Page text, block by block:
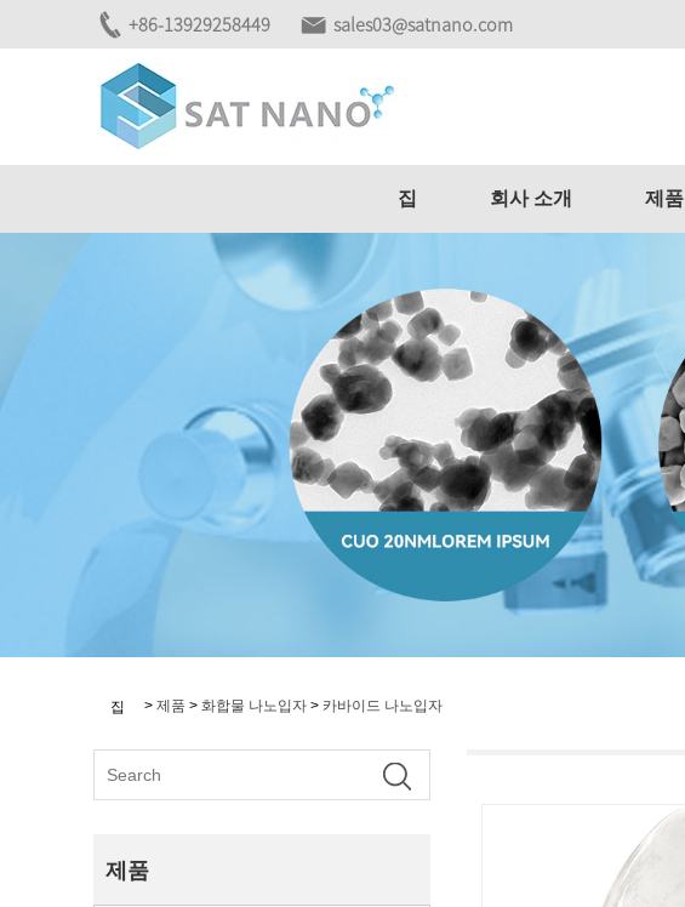
+86-13929258449 sales03@satnano.com
집 회사 소개 제품
집 > 제품 > 화합물 나노입자 > 카바이드 나노입자
제품